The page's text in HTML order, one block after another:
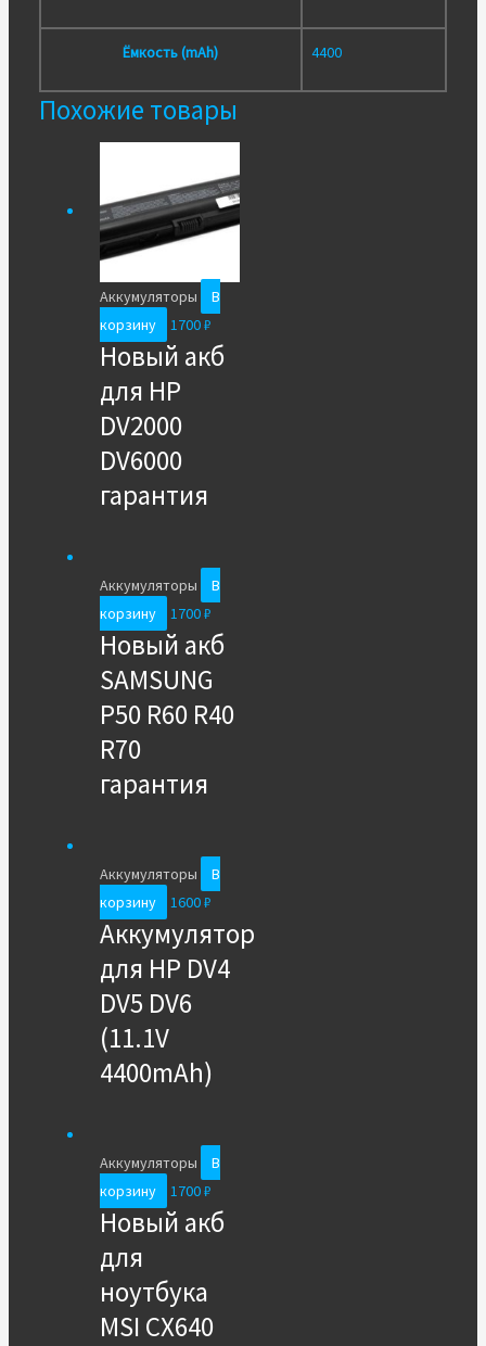
Ёмкость (mAh) 4400
Похожие товары
Аккумуляторы
В
корзину
1700₽
Новый акб
для HP
DV2000
DV6000
гарантия
Аккумуляторы
В
корзину
1700₽
Новый акб
SAMSUNG
P50 R60 R40
R70
гарантия
Аккумуляторы
В
корзину
1600₽
Аккумулятор
для HP DV4
DV5 DV6
(11.1V
4400mAh)
Аккумуляторы
В
корзину
1700₽
Новый акб
для
ноутбука
MSI CX640